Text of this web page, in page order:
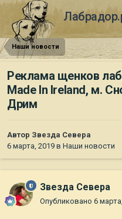
Наши новости
Реклама щенков
Made In Ireland, м.
Дрим
Автор Звезда Севера
6 марта, 2019 в Наши новости
Звезда Севера
Опубликовано 6